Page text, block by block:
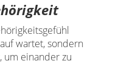
wartet, sondern
um einander zu